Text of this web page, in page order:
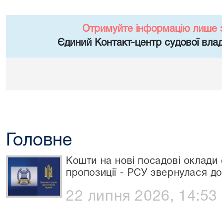
Отримуйте інформацію лише
Єдиний Контакт-центр судової
Головне
Кошти на нові посадові
пропозиції - РСУ звернулася
22 липня 2026, 14:53